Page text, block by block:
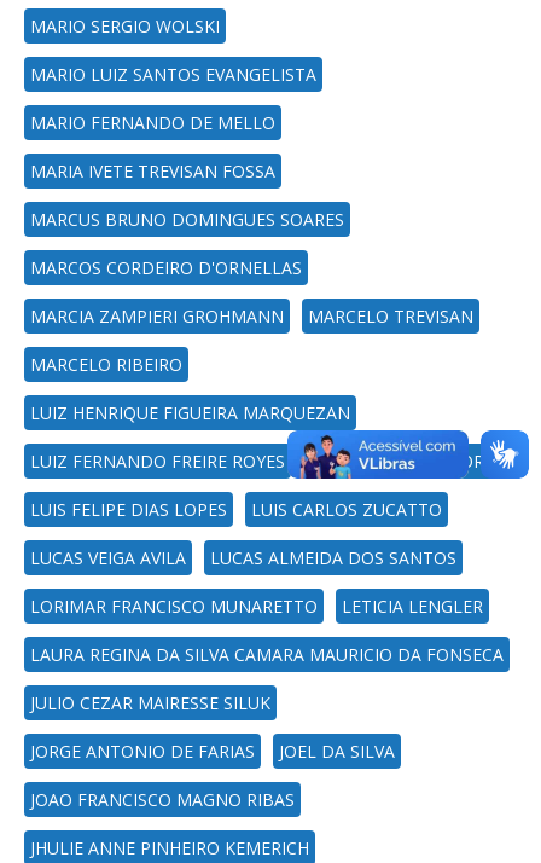
MARIO SERGIO WOLSKI
MARIO LUIZ SANTOS EVANGELISTA
MARIO FERNANDO DE MELLO
MARIA IVETE TREVISAN FOSSA
MARCUS BRUNO DOMINGUES SOARES
MARCOS CORDEIRO D'ORNELLAS
MARCIA ZAMPIERI GROHMANN MARCELO TREVISAN
MARCELO RIBEIRO
LUIZ HENRIQUE FIGUEIRA MARQUEZAN
LUIZ FERNANDO FREIRE ROYES LUIS ULISSES SIGNORI
LUIS FELIPE DIAS LOPES LUIS CARLOS ZUCATTO
LUCAS VEIGA AVILA LUCAS ALMEIDA DOS SANTOS
LORIMAR FRANCISCO MUNARETTO LETICIA LENGLER
LAURA REGINA DA SILVA CAMARA MAURICIO DA FONSECA
JULIO CEZAR MAIRESSE SILUK
JORGE ANTONIO DE FARIAS JOEL DA SILVA
JOAO FRANCISCO MAGNO RIBAS
JHULIE ANNE PINHEIRO KEMERICH